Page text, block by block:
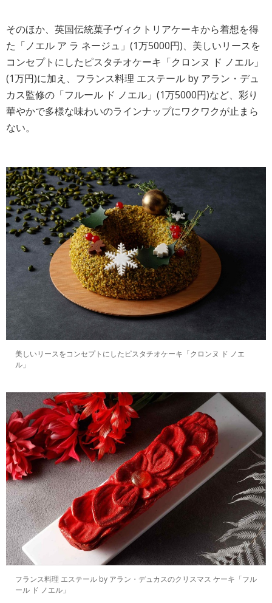
そのほか、英国伝統菓子ヴィクトリアケーキから着想を得
た「ノエル ア ラ ネージュ」(1万5000円)、美しいリースを
コンセプトにしたピスタチオケーキ「クロンヌ ド ノエル」
(1万円)に加え、フランス料理 エステール by アラン・デュ
カス監修の「フルール ド ノエル」(1万5000円)など、彩り
華やかで多様な味わいのラインナップにワクワクが止まら
ない。
美しいリースをコンセプトにしたピスタチオケーキ「クロンヌ ド ノエ
ル」
フランス料理 エステール by アラン・デュカスのクリスマス ケーキ「フル
ール ド ノエル」